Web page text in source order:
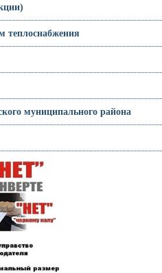
теплоснабжения
муниципального района